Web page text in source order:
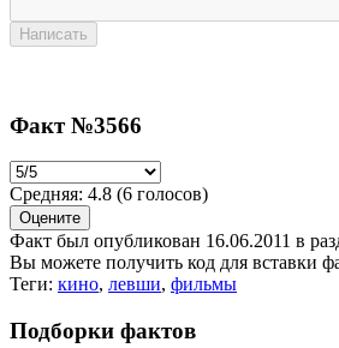
Факт №3566
Средняя: 4.8 (6 голосов)
Факт был опубликован 16.06.2011 в
Вы можете получить код для вставки
Теги: кино, левши, фильмы
Подборки фактов